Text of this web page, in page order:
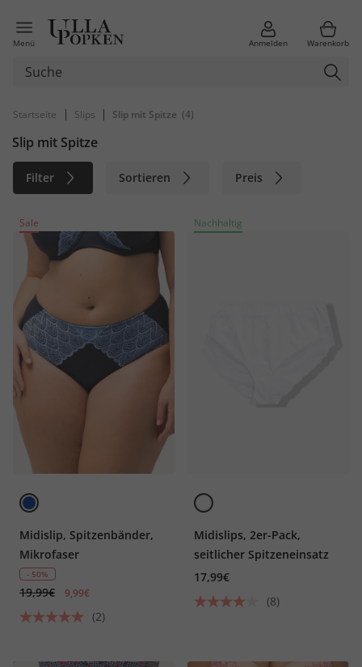
Menü Anmelden Warenkorb
Startseite | Slips | Slip mit Spitze (4)
Slip mit Spitze
Filter Sortieren Preis
Nachhaltig
Sale
Midislip, Spitzenbänder,
Mikrofaser
- 50%
19,99€ 9,99€
(2)
Nachhaltig
Midislips, 2er-Pack,
seitlicher Spitzeneinsatz
17,99€
(8)